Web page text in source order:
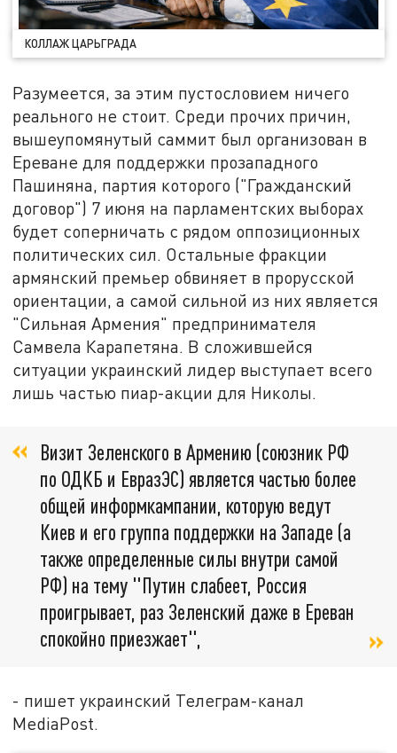
КОЛЛАЖ ЦАРЬГРАДА
Разумеется, за этим пустословием ничего
реального не стоит. Среди прочих причин,
вышеупомянутый саммит был организован в
Ереване для поддержки прозападного
Пашиняна, партия которого ("Гражданский
договор") 7 июня на парламентских выборах
будет соперничать с рядом оппозиционных
политических сил. Остальные фракции
армянский премьер обвиняет в прорусской
ориентации, а самой сильной из них является
"Сильная Армения" предпринимателя
Самвела Карапетяна. В сложившейся
ситуации украинский лидер выступает всего
лишь частью пиар-акции для Николы.
Визит Зеленского в Армению (союзник РФ
по ОДКБ и ЕвразЭС) является частью более
общей информкампании, которую ведут
Киев и его группа поддержки на Западе (а
также определенные силы внутри самой
РФ) на тему "Путин слабеет, Россия
проигрывает, раз Зеленский даже в Ереван
спокойно приезжает",
- пишет украинский Телеграм-канал
MediaPost.